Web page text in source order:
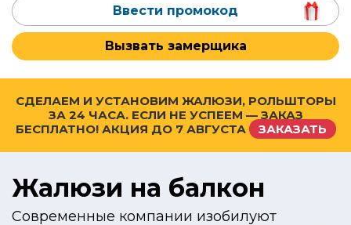
Ввести промокод
Вызвать замерщика
СДЕЛАЕМ И УСТАНОВИМ ЖАЛЮЗИ, РОЛЬШТОРЫ
ЗА 24 ЧАСА. ЕСЛИ НЕ УСПЕЕМ — ЗАКАЗ
БЕСПЛАТНО! АКЦИЯ ДО 7 АВГУСТА ЗАКАЗАТЬ
Жалюзи на балкон
Современные компании изобилуют